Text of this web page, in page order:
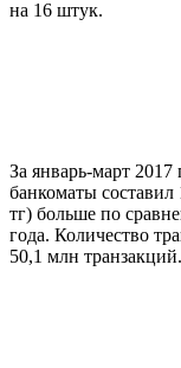
на 16 штук.
За январь-март 2017
банкоматы
тг) больше по
года. Количество
50,1 млн транзакций.